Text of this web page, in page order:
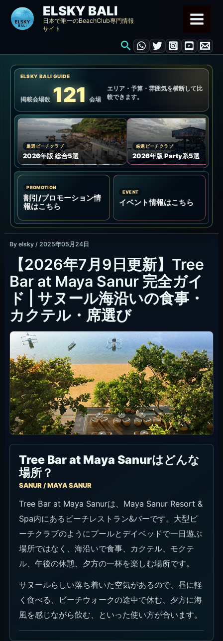
ELSKY BALI
日本で唯一のBeachClub専門情報
サイト
検
ELSKY BALI GUIDE
掲載会場数 121 会場
エリア・予算・雰囲気を横断して比
較できます。
厳選ビーチクラブ
2026年版 総合5選
厳選ビーチクラブ
2026年版 Party系5選
PROMOTION
割引/プロモーション情
報はこちら
EVENT
イベント情報はこちら
By elsky / 2025年05月24日
【2026年7月9日更新】Tree
Bar at Maya Sanur 完全ガイ
ド | サヌール海沿いの食事・
カクテル・席選び
Tree Bar at Maya Sanurはどんな
場所？
SANUR / MAYA SANUR
Tree Bar at Maya Sanurは、Maya Sanur Resort &
Spa内にあるビーチレストラン&バーです。大型ビ
ーチクラブのようにプールとデイベッドで一日遊ぶ
場所ではなく、海沿いで食事、カクテル、モクテ
ル、午後の休憩、夕方の一杯を楽しむ場所です。
サヌールらしい落ち着いた空気があるので、昼に軽
く食べる、ビーチウォークの途中で休む、夕方に海
風を感じながら飲む、といった使い方が合います。